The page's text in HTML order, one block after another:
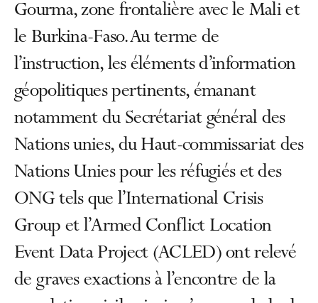
Gourma, zone frontalière avec le Mali et
le Burkina-Faso. Au terme de
l’instruction, les éléments d’information
géopolitiques pertinents, émanant
notamment du Secrétariat général des
Nations unies, du Haut-commissariat des
Nations Unies pour les réfugiés et des
ONG tels que l’International Crisis
Group et l’Armed Conflict Location
Event Data Project (ACLED) ont relevé
de graves exactions à l’encontre de la